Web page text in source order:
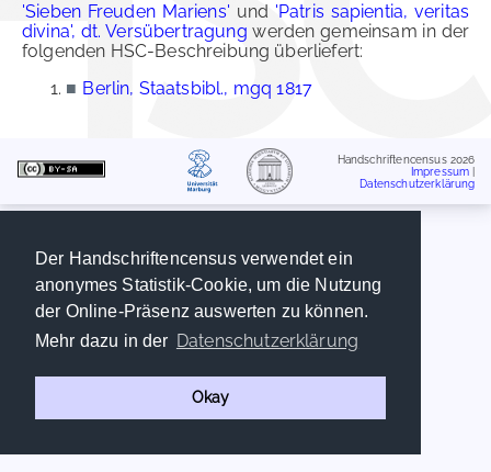
Der Handschriftencensus verwendet ein
anonymes Statistik-Cookie, um die Nutzung
der Online-Präsenz auswerten zu können.
Mehr dazu in der Datenschutzerklärung
Okay
'Sieben Freuden Mariens' und 'Patris sapientia, veritas
divina', dt. Versübertragung werden gemeinsam in der
folgenden HSC-Beschreibung überliefert:
■ Berlin, Staatsbibl., mgq 1817
Handschriftencensus 2026
Impressum
Datenschutzerklärung